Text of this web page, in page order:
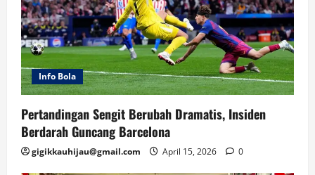
Info Bola
Pertandingan Sengit Berubah Dramatis, Insiden
Berdarah Guncang Barcelona
gigikkauhijau@gmail.com April 15, 2026 0